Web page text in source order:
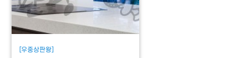
[우중상판왕]